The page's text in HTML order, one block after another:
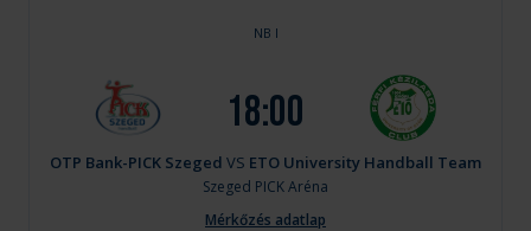
NB I
18:00
OTP Bank-PICK Szeged VS ETO University Handball Team
Szeged PICK Aréna
Mérkőzés adatlap